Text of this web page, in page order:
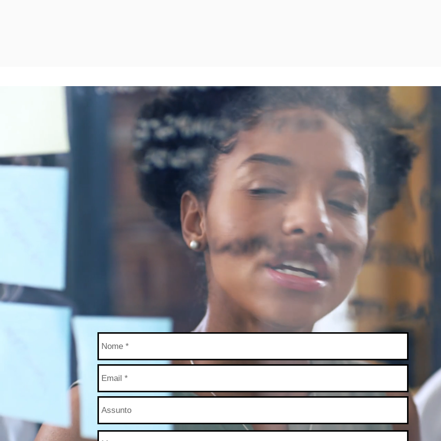
Junte-se à Inovação aberta
Entre em contato
e começe a